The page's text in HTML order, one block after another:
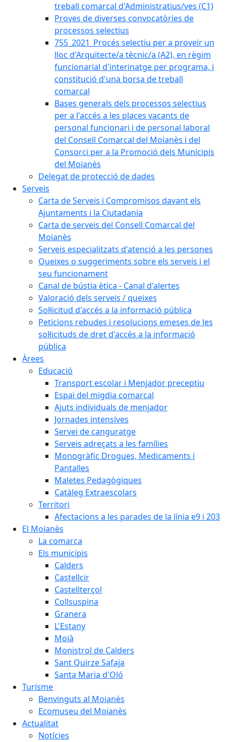
treball comarcal d'Administratius/ves (C1)
Proves de diverses convocatòries de
processos selectius
755_2021_Procés selectiu per a proveir un
lloc d'Arquitecte/a tècnic/a (A2), en règim
funcionarial d'interinatge per programa, i
constitució d'una borsa de treball
comarcal
Bases generals dels processos selectius
per a l'accés a les places vacants de
personal funcionari i de personal laboral
del Consell Comarcal del Moianès i del
Consorci per a la Promoció dels Municipis
del Moianès
Delegat de protecció de dades
Serveis
Carta de Serveis i Compromisos davant els
Ajuntaments i la Ciutadania
Carta de serveis del Consell Comarcal del
Moianès
Serveis especialitzats d'atenció a les persones
Queixes o suggeriments sobre els serveis i el
seu funcionament
Canal de bústia ètica - Canal d'alertes
Valoració dels serveis / queixes
Sol·licitud d'accés a la informació pública
Peticions rebudes i resolucions emeses de les
sol·licituds de dret d'accés a la informació
pública
Àrees
Educació
Transport escolar i Menjador preceptiu
Espai del migdia comarcal
Ajuts individuals de menjador
Jornades intensives
Servei de canguratge
Serveis adreçats a les famílies
Monogràfic Drogues, Medicaments i
Pantalles
Maletes Pedagògiques
Catàleg Extraescolars
Territori
Afectacions a les parades de la línia e9 i 203
El Moianès
La comarca
Els municipis
Calders
Castellcir
Castellterçol
Collsuspina
Granera
L'Estany
Moià
Monistrol de Calders
Sant Quirze Safaja
Santa Maria d'Oló
Turisme
Benvinguts al Moianès
Ecomuseu del Moianès
Actualitat
Notícies